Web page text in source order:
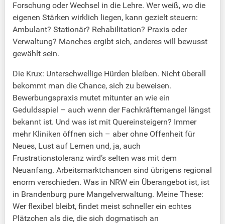
Forschung oder Wechsel in die Lehre. Wer weiß, wo die
eigenen Stärken wirklich liegen, kann gezielt steuern:
Ambulant? Stationär? Rehabilitation? Praxis oder
Verwaltung? Manches ergibt sich, anderes will bewusst
gewählt sein.
Die Krux: Unterschwellige Hürden bleiben. Nicht überall
bekommt man die Chance, sich zu beweisen.
Bewerbungspraxis mutet mitunter an wie ein
Geduldsspiel – auch wenn der Fachkräftemangel längst
bekannt ist. Und was ist mit Quereinsteigern? Immer
mehr Kliniken öffnen sich – aber ohne Offenheit für
Neues, Lust auf Lernen und, ja, auch
Frustrationstoleranz wird’s selten was mit dem
Neuanfang. Arbeitsmarktchancen sind übrigens regional
enorm verschieden. Was in NRW ein Überangebot ist, ist
in Brandenburg pure Mangelverwaltung. Meine These:
Wer flexibel bleibt, findet meist schneller ein echtes
Plätzchen als die, die sich dogmatisch an